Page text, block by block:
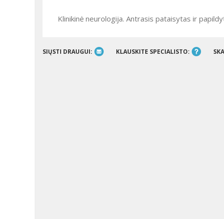
Klinikinė neurologija. Antrasis pataisytas ir
SIŲSTI DRAUGUI: KLAUSKITE SPECIALISTO: